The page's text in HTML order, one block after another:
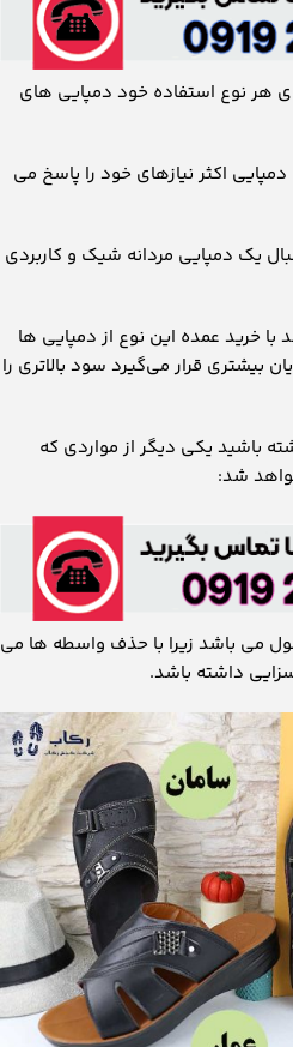
هر نوع استفاده خود دمپایی‌ های
دمپایی اکثر نیازهای خود را پاسخ می
یک دمپایی مردانه شیک و کاربردی
با خرید عمده این نوع از دمپایی ‌ها
بیشتری قرار می‌گیرد سود بالاتری را
باشید یکی دیگر از مواردی که
شد:
می ‌باشد زیرا با حذف واسطه ‌ها می
داشته باشد.